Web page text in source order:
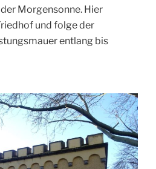
Morgensonne. Hier
und folge der
entlang bis